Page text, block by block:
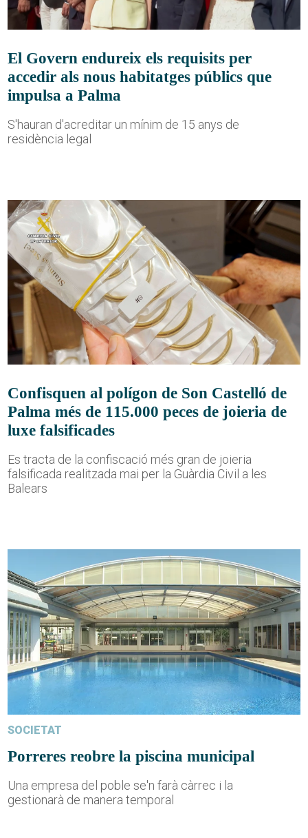
El Govern endureix els requisits per
accedir als nous habitatges públics que
impulsa a Palma
S'hauran d'acreditar un mínim de 15 anys de
residència legal
Confisquen al polígon de Son Castelló de
Palma més de 115.000 peces de joieria de
luxe falsificades
Es tracta de la confiscació més gran de joieria
falsificada realitzada mai per la Guàrdia Civil a les
Balears
SOCIETAT
Porreres reobre la piscina municipal
Una empresa del poble se'n farà càrrec i la
gestionarà de manera temporal